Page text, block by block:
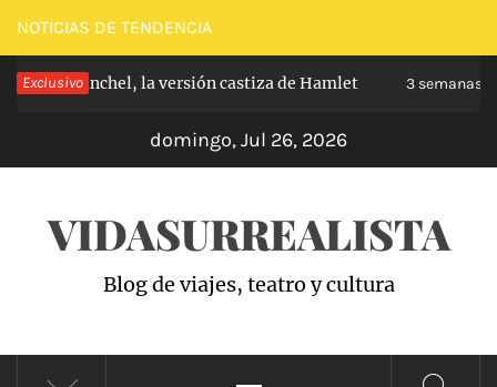
Saltar
al
contenido
NOTICIAS DE TENDENCIA
Exclusivo
de Carabanchel, la versión castiza de Hamlet 3 semanas
domingo, Jul 26, 2026
VIDASURREALISTA
Blog de viajes, teatro y cultura